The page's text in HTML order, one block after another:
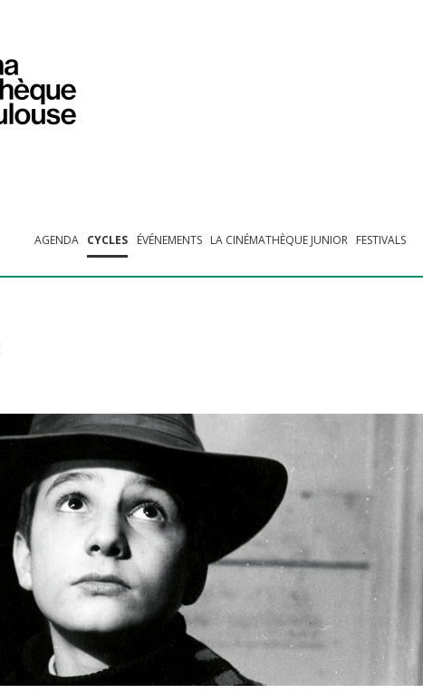
AGENDA CYCLES ÉVÉNEMENTS LA CINÉMATHÈQUE JUNIOR FESTIVALS